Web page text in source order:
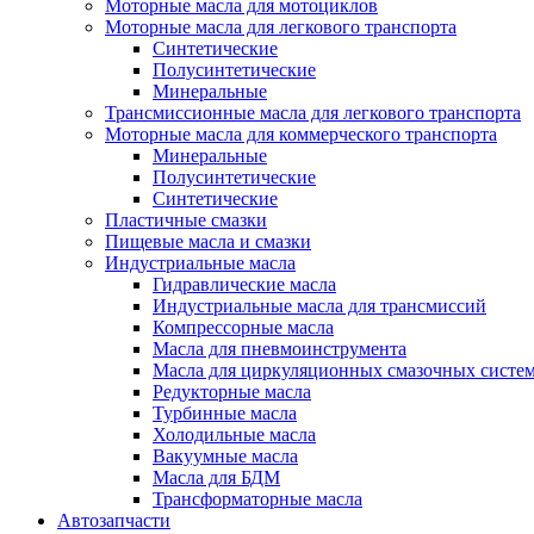
Моторные масла для мотоциклов
Моторные масла для легкового транспорта
Синтетические
Полусинтетические
Минеральные
Трансмиссионные масла для легкового транспорта
Моторные масла для коммерческого транспорта
Минеральные
Полусинтетические
Синтетические
Пластичные смазки
Пищевые масла и смазки
Индустриальные масла
Гидравлические масла
Индустриальные масла для трансмиссий
Компрессорные масла
Масла для пневмоинструмента
Масла для циркуляционных смазочных
Редукторные масла
Турбинные масла
Холодильные масла
Вакуумные масла
Масла для БДМ
Трансформаторные масла
Автозапчасти